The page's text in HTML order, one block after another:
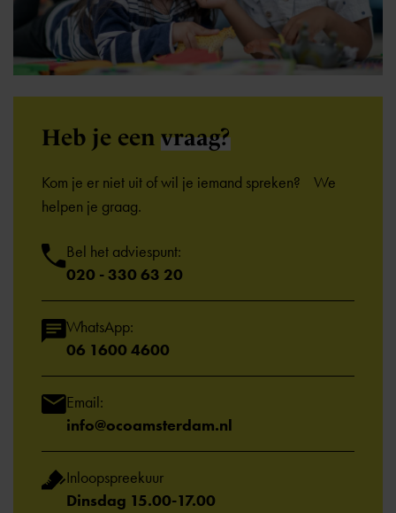
Heb je een vraag?
Kom je er niet uit of wil je iemand spreken? We
helpen je graag.
Bel het adviespunt:
020 - 330 63 20
WhatsApp:
06 1600 4600
Email:
info@ocoamsterdam.nl
Inloopspreekuur
Dinsdag 15.00-17.00